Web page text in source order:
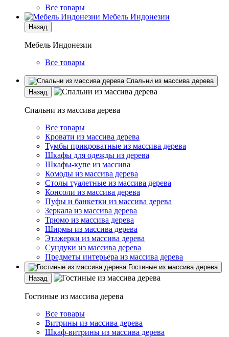
Все товары
Мебель Индонезии
Назад
Мебель Индонезии
Все товары
Спальни из массива дерева
Назад
Спальни из массива дерева
Все товары
Кровати из массива дерева
Тумбы прикроватные из массива дерева
Шкафы для одежды из дерева
Шкафы-купе из массива
Комоды из массива дерева
Столы туалетные из массива дерева
Консоли из массива дерева
Пуфы и банкетки из массива дерева
Зеркала из массива дерева
Трюмо из массива дерева
Ширмы из массива дерева
Этажерки из массива дерева
Сундуки из массива дерева
Предметы интерьера из массива дерева
Гостиные из массива дерева
Назад
Гостиные из массива дерева
Все товары
Витрины из массива дерева
Шкаф-витрины из массива дерева